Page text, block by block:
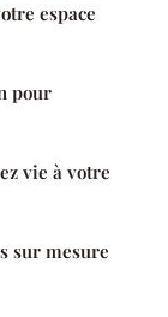
espace
pour
vie à votre
sur mesure